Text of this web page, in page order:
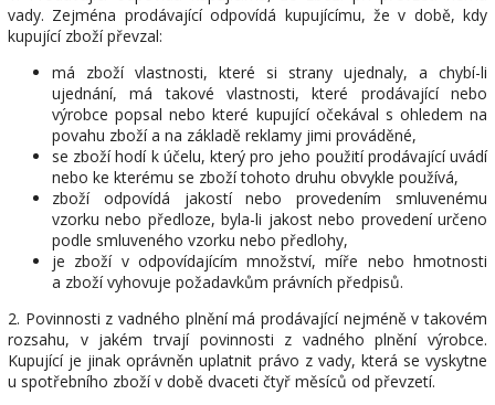
vady. Zejména prodávající odpovídá kupujícímu, že v době, kdy
kupující zboží převzal:
má zboží vlastnosti, které si strany ujednaly, a chybí-li
ujednání, má takové vlastnosti, které prodávající nebo
výrobce popsal nebo které kupující očekával s ohledem na
povahu zboží a na základě reklamy jimi prováděné,
se zboží hodí k účelu, který pro jeho použití prodávající uvádí
nebo ke kterému se zboží tohoto druhu obvykle používá,
zboží odpovídá jakostí nebo provedením smluvenému
vzorku nebo předloze, byla-li jakost nebo provedení určeno
podle smluveného vzorku nebo předlohy,
je zboží v odpovídajícím množství, míře nebo hmotnosti
a zboží vyhovuje požadavkům právních předpisů.
2. Povinnosti z vadného plnění má prodávající nejméně v takovém
rozsahu, v jakém trvají povinnosti z vadného plnění výrobce.
Kupující je jinak oprávněn uplatnit právo z vady, která se vyskytne
u spotřebního zboží v době dvaceti čtyř měsíců od převzetí.